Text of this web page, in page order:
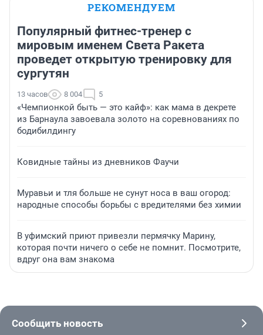
РЕКОМЕНДУЕМ
Популярный фитнес-тренер с
мировым именем Света Ракета
проведет открытую тренировку для
сургутян
13 часов 8 004 5
«Чемпионкой быть — это кайф»: как мама в декрете
из Барнаула завоевала золото на соревнованиях по
бодибилдингу
Ковидные тайны из дневников Фаучи
Муравьи и тля больше не сунут носа в ваш огород:
народные способы борьбы с вредителями без химии
В уфимский приют привезли пермячку Марину,
которая почти ничего о себе не помнит. Посмотрите,
вдруг она вам знакома
Сообщить новость